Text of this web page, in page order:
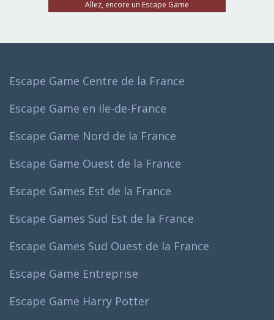
Allez, encore un Escape Game
Escape Game Centre de la France
Escape Game en Ile-de-France
Escape Game Nord de la France
Escape Game Ouest de la France
Escape Games Est de la France
Escape Games Sud Est de la France
Escape Games Sud Ouest de la France
Escape Game Entreprise
Escape Game Harry Potter